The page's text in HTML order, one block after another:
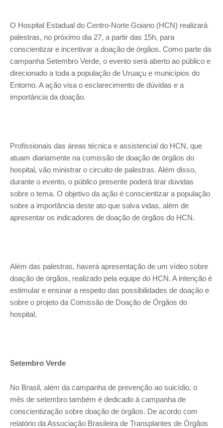
O Hospital Estadual do Centro-Norte Goiano (HCN) realizará
palestras, no próximo dia 27, a partir das 15h, para
conscientizar e incentivar a doação de órgãos. Como parte da
campanha Setembro Verde, o evento será aberto ao público e
direcionado a toda a população de Uruaçu e municípios do
Entorno. A ação visa o esclarecimento de dúvidas e a
importância da doação.
Profissionais das áreas técnica e assistencial do HCN, que
atuam diariamente na comissão de doação de órgãos do
hospital, vão ministrar o circuito de palestras. Além disso,
durante o evento, o público presente poderá tirar dúvidas
sobre o tema. O objetivo da ação é conscientizar a população
sobre a importância deste ato que salva vidas, além de
apresentar os indicadores de doação de órgãos do HCN.
Além das palestras, haverá apresentação de um vídeo sobre
doação de órgãos, realizado pela equipe do HCN. A intenção é
estimular e ensinar a respeito das possibilidades de doação e
sobre o projeto da Comissão de Doação de Órgãos do
hospital.
Setembro Verde
No Brasil, além da campanha de prevenção ao suicídio, o
mês de setembro também é dedicado à campanha de
conscientização sobre doação de órgãos. De acordo com
relatório da Associação Brasileira de Transplantes de Órgãos